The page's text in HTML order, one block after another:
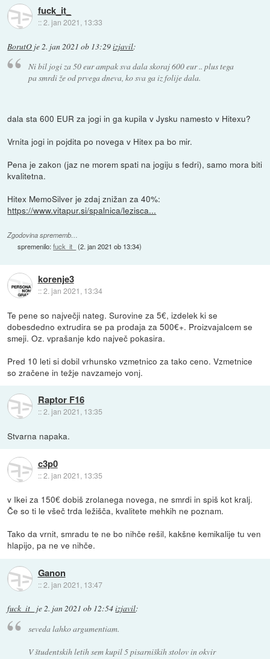
fuck_it_
::2. jan 2021, 13:33
BorutO je 2. jan 2021 ob 13:29izjavil:
Ni bil jogi za 50 eur ampak sva dala skoraj 600 eur .. plus tega
pa smrdi že od prvega dneva, ko sva ga iz folije dala.
dala sta 600 EUR za jogi in ga kupila v Jysku namesto v Hitexu?
Vrnita jogi in pojdita po novega v Hitex pa bo mir.
Pena je zakon (jaz ne morem spati na jogiju s fedri), samo mora biti
kvalitetna.
Hitex MemoSilver je zdaj znižan za 40%:
https://www.vitapur.si/spalnica/lezisca...
Zgodovina sprememb…
spremenilo:fuck_it_ (2. jan 2021 ob 13:34)
korenje3
::2. jan 2021, 13:34
Te pene so največji nateg. Surovine za 5€, izdelek ki se
dobesdedno extrudira se pa prodaja za 500€+. Proizvajalcem se
smeji. Oz. vprašanje kdo največ pokasira.
Pred 10 leti si dobil vrhunsko vzmetnico za tako ceno. Vzmetnice
so zračene in težje navzamejo vonj.
Raptor F16
::2. jan 2021, 13:35
Stvarna napaka.
c3p0
::2. jan 2021, 13:35
v Ikei za 150€ dobiš zrolanega novega, ne smrdi in spiš kot kralj.
Če so ti le všeč trda ležišča, kvalitete mehkih ne poznam.
Tako da vrnit, smradu te ne bo nihče rešil, kakšne kemikalije tu ven
hlapijo, pa ne ve nihče.
Ganon
::2. jan 2021, 13:47
fuck_it_ je2. jan 2021 ob 12:54izjavil:
seveda lahko argumentiam.
V študentskih letih sem kupil 5 pisarniških stolov in okvir